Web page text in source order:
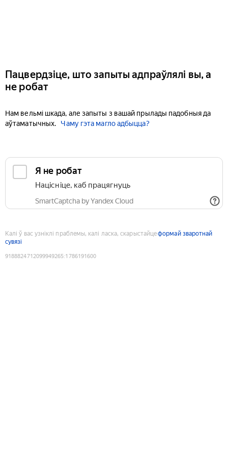
Пацвердзіце, што запыты адпраўлялі вы, а
не робат
Нам вельмі шкада, але запыты з вашай прылады падобныя да
аўтаматычных.
Чаму гэта магло адбыцца?
Я не робат
Націсніце, каб працягнуць
SmartCaptcha by Yandex Cloud
Калі ў вас узніклі праблемы, калі ласка, скарыстайцеформай зваротнай
сувязі
9188824712099949265:1786191600